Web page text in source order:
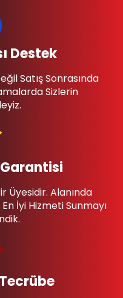
Tecrübe
Üyesidir. Alanında
İyi Hizmeti Sunmayı
Destek
Satış Sonrasında
Sizlerin